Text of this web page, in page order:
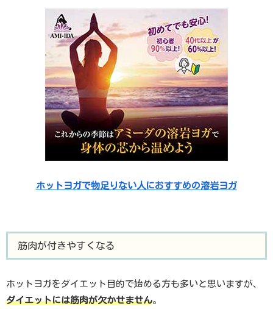
ホットヨガで物足りない人におすすめの溶岩ヨガ
筋肉が付きやすくなる
ホットヨガをダイエット目的で始める方も多いと思いますが、
ダイエットには筋肉が欠かせません。